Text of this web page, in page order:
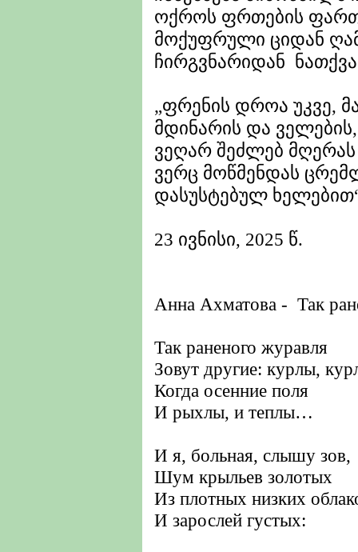
ოქროს ფრთების
მოქუფრული ციდან
ჩირგვნარიდან
„ფრენის დროა უკვე,
მდინარის და ველების,
ვეღარ შეძლებ
ვერც მოწმენდას
დასუსტებულ
23 ივნისი, 2025 წ.
Анна Ахматова - Так
Так раненого журавля
Зовут другие: курлы,
Когда осенние поля
И рыхлы, и теплы…
И я, больная, слышу зов,
Шум крыльев золотых
Из плотных низких
И зарослей густых: